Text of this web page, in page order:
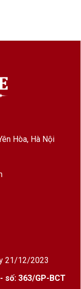
Hòa, Hà Nội
21/12/2023
số: 363/GP-BCT